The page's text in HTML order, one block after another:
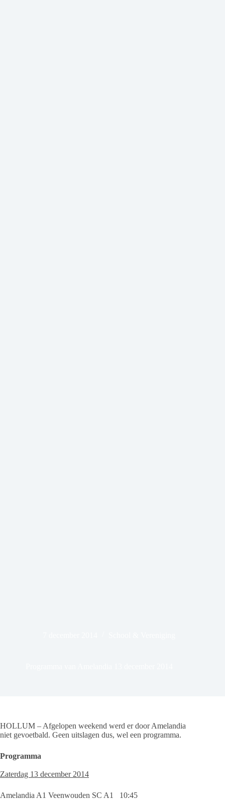
HOLLUM – Afgelopen weekend werd er door Amelandia
niet gevoetbald. Geen uitslagen dus, wel een programma.
Programma
Zaterdag 13 december 2014
Amelandia A1 Veenwouden SC A1 10:45